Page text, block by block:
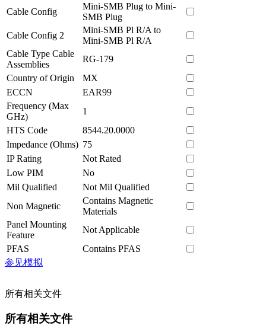
Cable Config
Mini-SMB Plug to Mini-
SMB Plug
Cable Config 2
Mini-SMB Pl R/A to
Mini-SMB Pl R/A
Cable Type Cable
Assemblies
RG-179
Country of Origin
MX
ECCN
EAR99
Frequency (Max
GHz)
1
HTS Code
8544.20.0000
Impedance (Ohms) 75
IP Rating
Not Rated
Low PIM
No
Mil Qualified
Not Mil Qualified
Non Magnetic
Contains Magnetic
Materials
Panel Mounting
Feature
Not Applicable
PFAS
Contains PFAS
参见模拟
所有相关文件
所有相关文件